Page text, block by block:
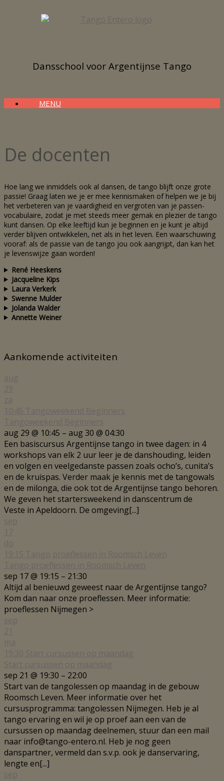
Dansschool voor Argentijnse Tango
MENU
De docenten
Hoe lang we inmiddels ook al dansen, de tango blijft onze grote
passie! Graag laten we je er mee kennismaken of helpen we je bij
het verbeteren van je vaardigheid en vergroten van je passen-
vocabulaire, zodat je met steeds meer gemak en plezier de tango
kunt dansen. Op elke leeftijd kun je beginnen en je kunt je altijd
verder blijven ontwikkelen, net als in het leven. Een waarschuwing
vooraf: als de passie van de tango jou ook aangrijpt, dan kan het
je levenswijze gaan worden!
René Heeskens
Jacqueline Kips
Laura Verkerk
Swenne Mulder
Jolanda Walder
Annette Weiner
Aankomende activiteiten
aug
29
10:45
Tangoweekend Beginners
Tangoweekend Beginners
aug 29 @ 10:45 – aug 30 @ 04:30
Een basiscursus Argentijnse tango in twee dagen: in 4
workshops van elk 2 uur leer je de danshouding, leiden
en volgen en veelgedanste passen zoals ocho’s, cunita’s
en de kruispas. Verder maak je kennis met de tangowals
en de milonga, die ook tot de Argentijnse tango behoren.
We geven het startersweekend in danscentrum de
Veste in Apeldoorn. De omgeving[...]
sep
17
19:15
Tango proeflessen in Roomsch Leven
Tango proeflessen in Roomsch Leven
sep 17 @ 19:15 – 21:30
Altijd al benieuwd geweest naar de Argentijnse tango?
Kom dan naar onze proeflessen. Meer informatie:
proeflessen Nijmegen >
sep
ma
19:30 Start cursussen op maandag
Start cursussen op maandag
sep 21 @ 19:30 – 22:00
Start van de tangolessen op maandag in de gebouw
Roomsch Leven. Meer informatie over het
cursusprogramma: tangolessen Nijmegen. Heb je al
tango ervaring en wil je op proef aan een van de
cursussen op maandag deelnemen, stuur dan een mail
naar info@tango-entero.nl. Heb je nog geen
danspartner, vermeld dan s.v.p. ook je danservaring,
lengte en[...]
sep